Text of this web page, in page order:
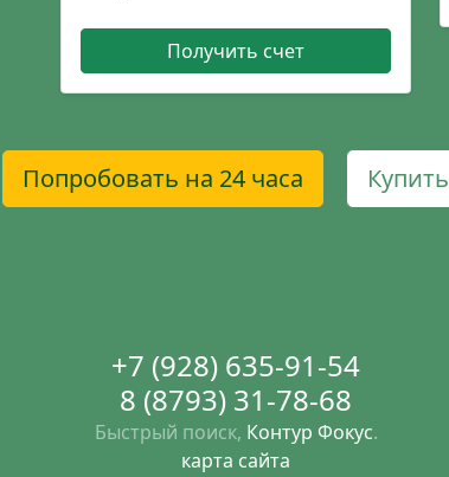
Получить счет
Попробовать на 24 часа Купить
+7 (928) 635-91-54
8 (8793) 31-78-68
Быстрый поиск, Контур Фокус.
карта сайта